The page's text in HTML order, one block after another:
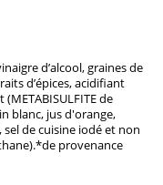
d’alcool, graines de
d’épices, acidifiant
de
blanc, jus d'orange,
sel de cuisine iodé et non
provenance